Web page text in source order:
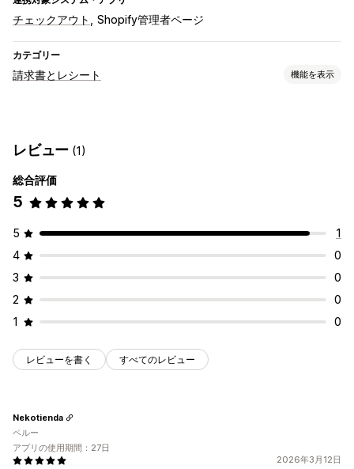
チェックアウト Shopify管理者ページ
カテゴリー
請求書とレシート 機能を表示
請求書番号
レビュー (1)
総合評価
5
5
1
4
0
3
0
2
0
1
0
レビューを書く すべてのレビュー
2026年3月12日
Nekotienda
ペルー
アプリの使用期間：27日